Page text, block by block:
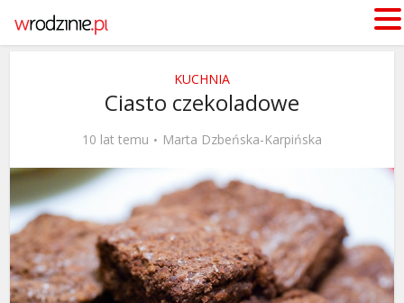
KUCHNIA
Ciasto czekoladowe
10 lat temu Marta Dzbeńska-Karpińska